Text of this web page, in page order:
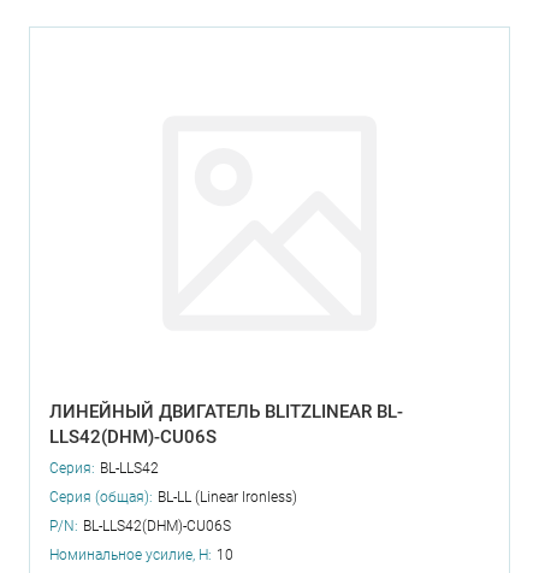
ЛИНЕЙНЫЙ ДВИГАТЕЛЬ BLITZLINEAR BL-
LLS42(DHM)-CU06S
Серия: BL-LLS42
Серия (общая): BL-LL (Linear Ironless)
P/N: BL-LLS42(DHM)-CU06S
Номинальное усилие, Н: 10